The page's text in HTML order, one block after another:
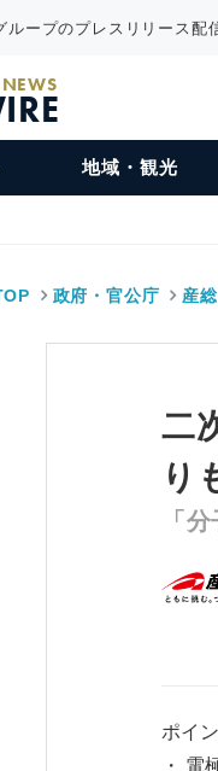
ループのプレスリリース配
地域・観光
政府・官公庁 産
二
り
「
ポイ
・ 電